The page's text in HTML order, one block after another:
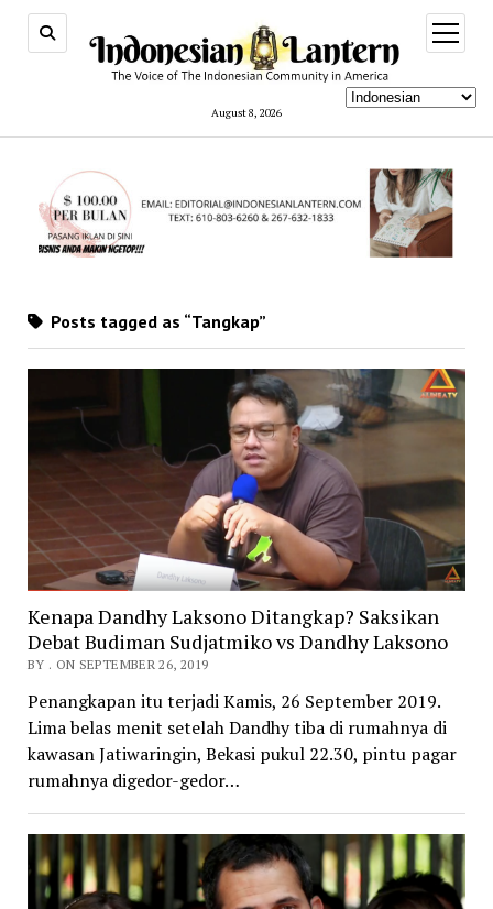
August 8, 2026
open
menu
Posts tagged as “Tangkap”
Kenapa Dandhy Laksono Ditangkap? Saksikan
Debat Budiman Sudjatmiko vs Dandhy Laksono
BY . ON SEPTEMBER 26, 2019
Penangkapan itu terjadi Kamis, 26 September 2019.
Lima belas menit setelah Dandhy tiba di rumahnya di
kawasan Jatiwaringin, Bekasi pukul 22.30, pintu pagar
rumahnya digedor-gedor…